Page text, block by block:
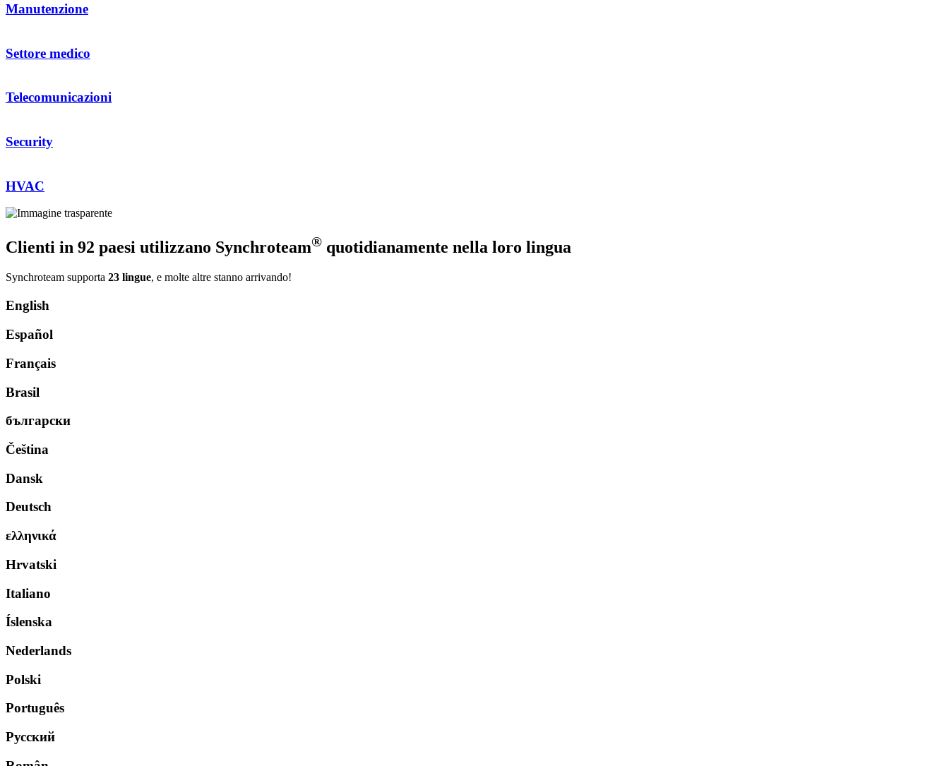
Manutenzione
Settore medico
Telecomunicazioni
Security
HVAC
Clienti in 92 paesi utilizzano Synchroteam® quotidianamente nella loro lingua
Synchroteam supporta 23 lingue, e molte altre stanno arrivando!
English
Español
Français
Brasil
български
Čeština
Dansk
Deutsch
ελληνικά
Hrvatski
Italiano
Íslenska
Nederlands
Polski
Português
Русский